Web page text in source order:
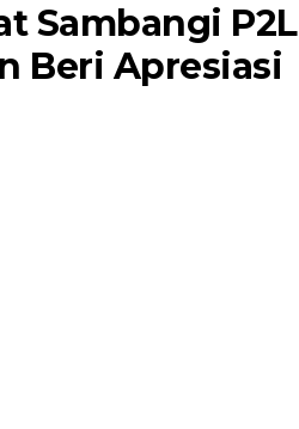
Sambangi P2L
Beri Apresiasi